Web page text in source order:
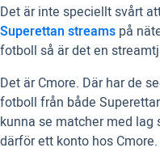
Det är inte speciellt svårt
Superettan streams på
fotboll så är det en
Det är Cmore. Där har de
fotboll från både
kunna se matcher med
därför ett konto hos Cmore.